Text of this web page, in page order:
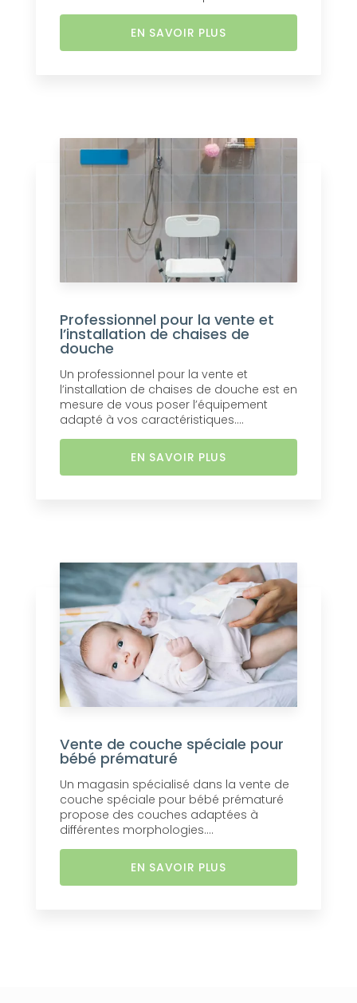
EN SAVOIR PLUS
Professionnel pour la vente et
l’installation de chaises de
douche
Un professionnel pour la vente et
l’installation de chaises de douche est en
mesure de vous poser l’équipement
adapté à vos caractéristiques....
EN SAVOIR PLUS
Vente de couche spéciale pour
bébé prématuré
Un magasin spécialisé dans la vente de
couche spéciale pour bébé prématuré
propose des couches adaptées à
différentes morphologies....
EN SAVOIR PLUS